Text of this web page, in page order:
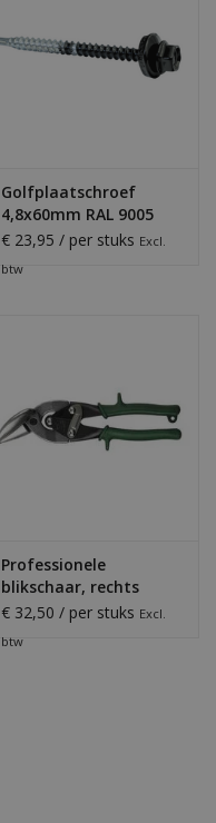
Golfplaatschroef
4,8x60mm RAL 9005
€ 23,95 / per stuks Excl.
btw
Professionele
blikschaar, rechts
€ 32,50 / per stuks Excl.
btw